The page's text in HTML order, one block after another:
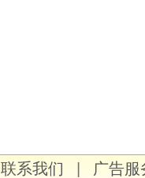
联系我们
广告服